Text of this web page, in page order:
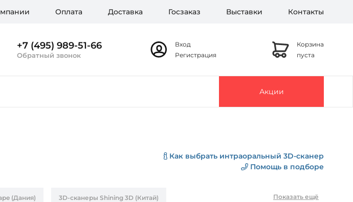
Оплата Доставка Госзаказ Выставки Контакты
+7 (495) 989-51-66
Обратный звонок
Вход
Регистрация
Корзина
пуста
Акции
Как выбрать интраоральный 3D-сканер
Помощь в подборе
(Дания) 3D-сканеры Shining 3D (Китай) Показать ещё